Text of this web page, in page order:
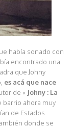
había sonado con
encontrado una
que Johny
es acá que nace
de « Johny : La
barrio ahora muy
de Estados
donde se